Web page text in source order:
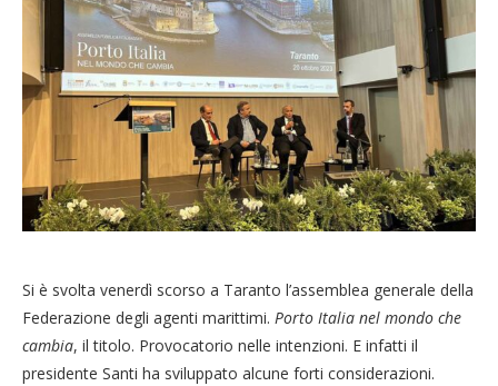
Si è svolta venerdì scorso a Taranto l’assemblea generale della
Federazione degli agenti marittimi. Porto Italia nel mondo che
cambia, il titolo. Provocatorio nelle intenzioni. E infatti il
presidente Santi ha sviluppato alcune forti considerazioni.